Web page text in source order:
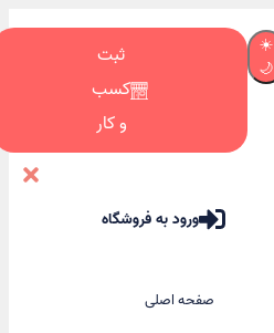
☀️
🌙
ثبت
کسب
و کار
ورود به فروشگاه
صفحه اصلی